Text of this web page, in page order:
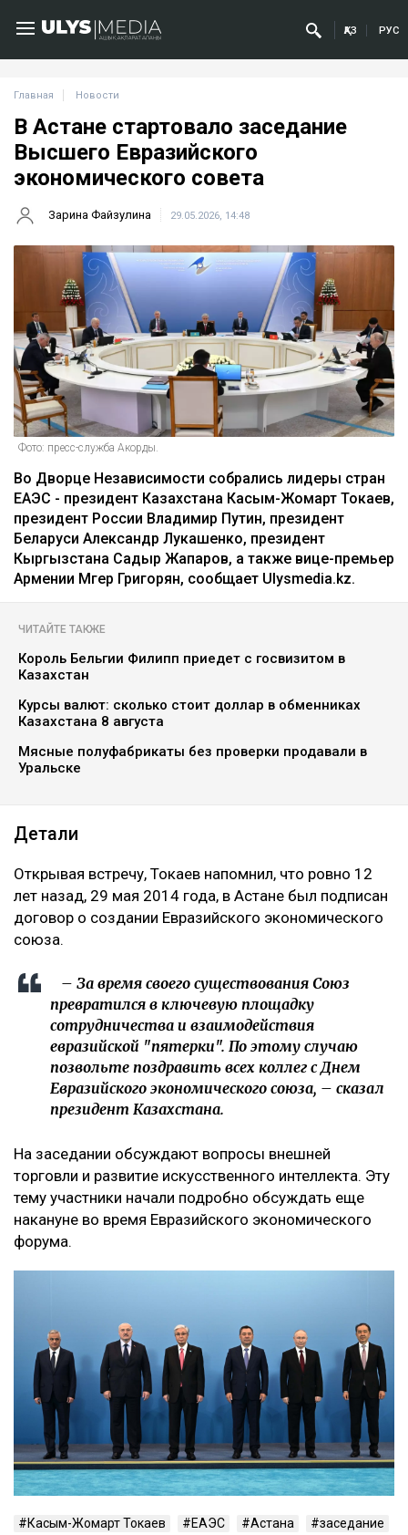
ҚАЗ РУС
Главная Новости
В Астане стартовало заседание
Высшего Евразийского
экономического совета
Зарина Файзулина 29.05.2026, 14:48
Фото: пресс-служба Акорды.
Во Дворце Независимости собрались лидеры стран
ЕАЭС - президент Казахстана Касым-Жомарт Токаев,
президент России Владимир Путин, президент
Беларуси Александр Лукашенко, президент
Кыргызстана Садыр Жапаров, а также вице-премьер
Армении Мгер Григорян, сообщает Ulysmedia.kz.
ЧИТАЙТЕ ТАКЖЕ
Король Бельгии Филипп приедет с госвизитом в
Казахстан
Курсы валют: сколько стоит доллар в обменниках
Казахстана 8 августа
Мясные полуфабрикаты без проверки продавали в
Уральске
Детали
Открывая встречу, Токаев напомнил, что ровно 12
лет назад, 29 мая 2014 года, в Астане был подписан
договор о создании Евразийского экономического
союза.
– За время своего существования Союз
превратился в ключевую площадку
сотрудничества и взаимодействия
евразийской "пятерки". По этому случаю
позвольте поздравить всех коллег с Днем
Евразийского экономического союза, – сказал
президент Казахстана.
На заседании обсуждают вопросы внешней
торговли и развитие искусственного интеллекта. Эту
тему участники начали подробно обсуждать еще
накануне во время Евразийского экономического
форума.
Касым-Жомарт Токаев ЕАЭС Астана
заседание